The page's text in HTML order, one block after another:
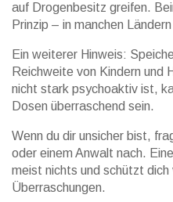
auf Drogenbesitz greifen.
Prinzip – in manchen
Ein weiterer Hinweis:
Reichweite von Kindern und
nicht stark psychoaktiv ist,
Dosen überraschend sein.
Wenn du dir unsicher bist,
oder einem Anwalt nach.
meist nichts und schützt dich
Überraschungen.